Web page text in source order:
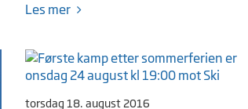
Les mer
torsdag 18. august 2016